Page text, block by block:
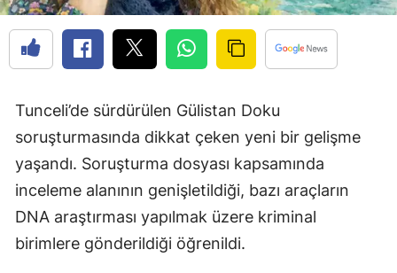
Tunceli’de sürdürülen Gülistan Doku
soruşturmasında dikkat çeken yeni bir gelişme
yaşandı. Soruşturma dosyası kapsamında
inceleme alanının genişletildiği, bazı araçların
DNA araştırması yapılmak üzere kriminal
birimlere gönderildiği öğrenildi.